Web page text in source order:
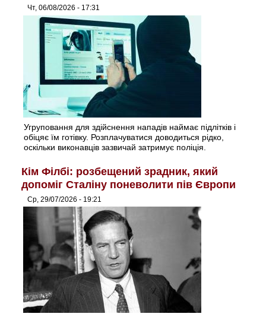
Чт, 06/08/2026 - 17:31
Угруповання для здійснення нападів наймає підлітків і
обіцяє їм готівку. Розплачуватися доводиться рідко,
оскільки виконавців зазвичай затримує поліція.
Кім Філбі: розбещений зрадник, який
допоміг Сталіну поневолити пів Європи
Ср, 29/07/2026 - 19:21